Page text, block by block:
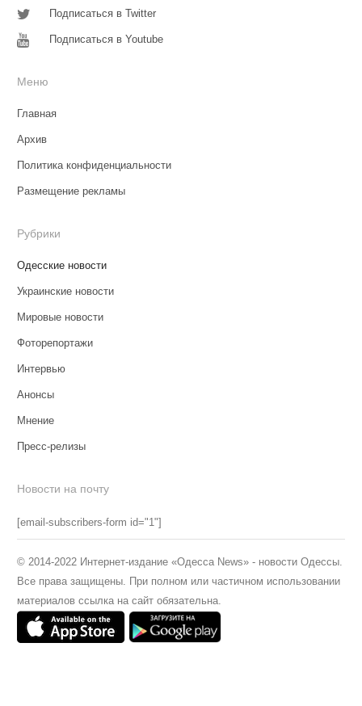
Подписаться в Twitter
Подписаться в Youtube
Меню
Главная
Архив
Политика конфиденциальности
Размещение рекламы
Рубрики
Одесские новости
Украинские новости
Мировые новости
Фоторепортажи
Интервью
Анонсы
Мнение
Пресс-релизы
Новости на почту
[email-subscribers-form id="1"]
© 2014-2022 Интернет-издание «Одесса News» - новости Одессы.
Все права защищены. При полном или частичном использовании
материалов ссылка на сайт обязательна.